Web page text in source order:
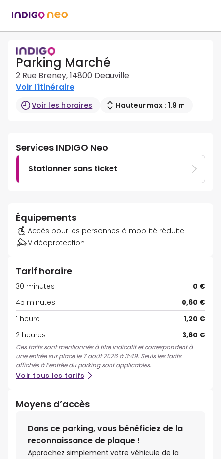
Parking Marché
2 Rue Breney, 14800 Deauville
Voir l’itinéraire
Voir les horaires Hauteur max : 1.9 m
Services INDIGO Neo
Stationner sans ticket
Équipements
Accès pour les personnes à mobilité réduite
Vidéoprotection
Tarif horaire
30 minutes
0 €
45 minutes
0,60 €
1 heure
1,20 €
2 heures
3,60 €
Ces tarifs sont mentionnés à titre indicatif et correspondent à
une entrée sur place le 7 août 2026 à 3:49. Seuls les tarifs
affichés à l’entrée du parking sont applicables.
Voir tous les tarifs
Moyens d’accès
Dans ce parking, vous bénéficiez de la
reconnaissance de plaque !
Approchez simplement votre véhicule de la